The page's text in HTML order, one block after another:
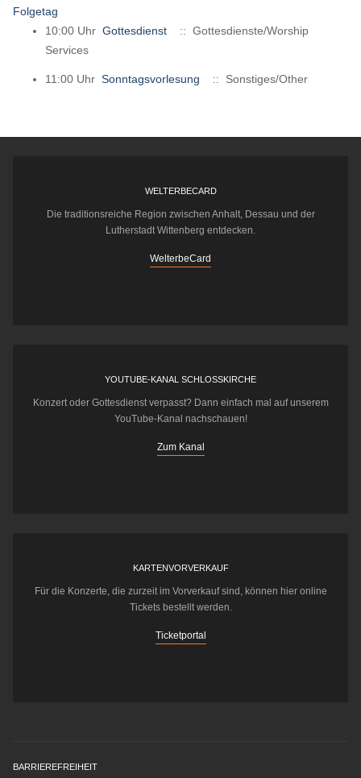
Folgetag
10:00 Uhr Gottesdienst
:: Gottesdienste/Worship
Services
11:00 Uhr Sonntagsvorlesung :: Sonstiges/Other
WELTERBECARD
Die traditionsreiche Region zwischen Anhalt, Dessau und der
Lutherstadt Wittenberg entdecken.
WelterbeCard
YOUTUBE-KANAL SCHLOSSKIRCHE
Konzert oder Gottesdienst verpasst? Dann einfach mal auf unserem
YouTube-Kanal nachschauen!
Zum Kanal
KARTENVORVERKAUF
Für die Konzerte, die zurzeit im Vorverkauf sind, können hier online
Tickets bestellt werden.
Ticketportal
BARRIEREFREIHEIT